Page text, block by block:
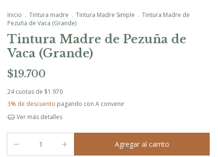
Inicio . Tintura madre . Tintura Madre Simple . Tintura Madre de
Pezuña de Vaca (Grande)
Tintura Madre de Pezuña de
Vaca (Grande)
$19.700
24 cuotas de $1.970
3% de descuento pagando con A convenir
Ver más detalles